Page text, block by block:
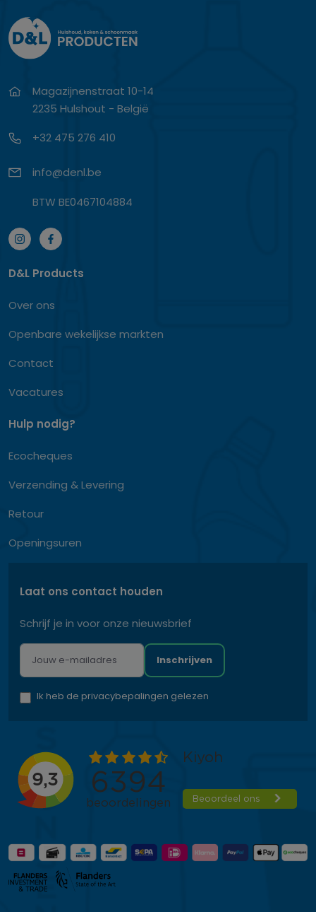
Magazijnenstraat 10-14
2235 Hulshout - België
+32 475 276 410
info@denl.be
BTW BE0467104884
D&L Products
Over ons
Openbare wekelijkse markten
Contact
Vacatures
Hulp nodig?
Ecocheques
Verzending & Levering
Retour
Openingsuren
Laat ons contact houden
Schrijf je in voor onze nieuwsbrief
Inschrijven
Ik heb de privacybepalingen gelezen